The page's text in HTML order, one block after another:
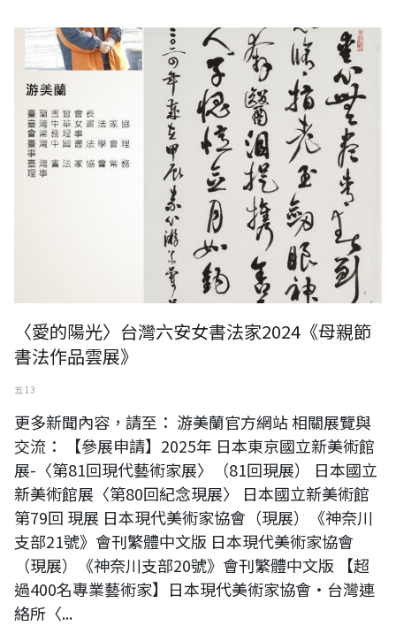
〈愛的陽光〉台灣六安女書法家2024《母親節
書法作品雲展》
五 13
更多新聞內容，請至： 游美蘭官方網站 相關展覽與
交流： 【參展申請】2025年 日本東京國立新美術館
展-〈第81回現代藝術家展〉（81回現展） 日本國立
新美術館展〈第80回紀念現展〉 日本國立新美術館
第79回 現展 日本現代美術家協會（現展）《神奈川
支部21號》會刊繁體中文版 日本現代美術家協會
（現展）《神奈川支部20號》會刊繁體中文版 【超
過400名專業藝術家】日本現代美術家協會・台灣連
絡所〈...